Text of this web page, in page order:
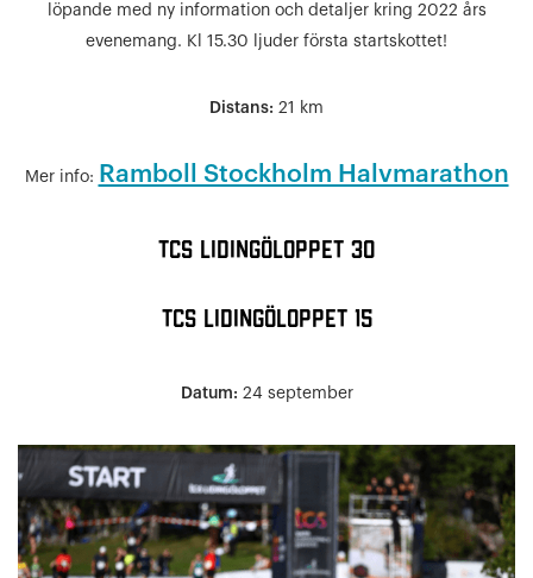
löpande med ny information och detaljer kring 2022 års
evenemang. Kl 15.30 ljuder första startskottet!
Distans: 21 km
Mer info: Ramboll Stockholm Halvmarathon
TCS Lidingöloppet 30
TCS Lidingöloppet 15
Datum: 24 september